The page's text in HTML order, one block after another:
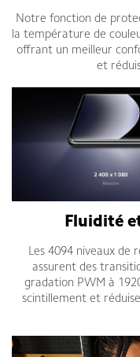
Notre fonction de
la température de
offrant un meilleur
et
Fluidité
Les 4094 niveaux de
assurent des
gradation PWM à
scintillement et